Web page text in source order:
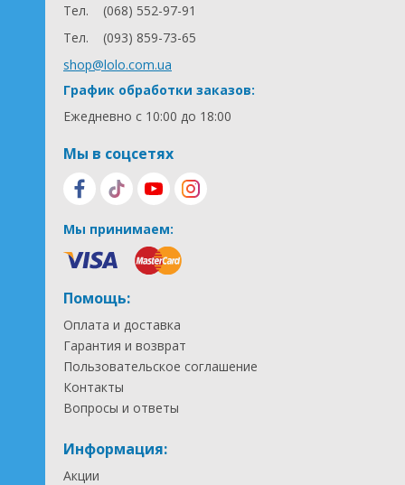
Тел.
(068) 552-97-91
Тел.
(093) 859-73-65
shop@lolo.com.ua
График обработки заказов:
Ежедневно с 10:00 до 18:00
Мы в соцсетях
Мы принимаем:
Помощь:
Оплата и доставка
Гарантия и возврат
Пользовательское соглашение
Контакты
Вопросы и ответы
Информация:
Акции